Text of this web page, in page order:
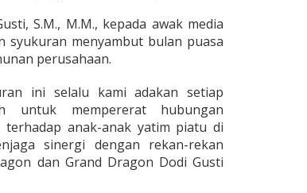
S.M., M.M., kepada awak media
syukuran menyambut bulan puasa
perusahaan.
ini selalu kami adakan setiap
untuk mempererat hubungan
terhadap anak-anak yatim piatu di
sinergi dengan rekan-rekan
dan Grand Dragon Dodi Gusti